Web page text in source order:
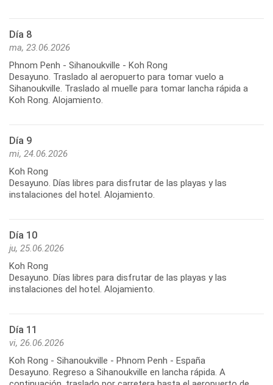
Día 8
ma, 23.06.2026
Phnom Penh - Sihanoukville - Koh Rong
Desayuno. Traslado al aeropuerto para tomar vuelo a
Sihanoukville. Traslado al muelle para tomar lancha rápida a
Koh Rong. Alojamiento.
Día 9
mi, 24.06.2026
Koh Rong
Desayuno. Días libres para disfrutar de las playas y las
instalaciones del hotel. Alojamiento.
Día 10
ju, 25.06.2026
Koh Rong
Desayuno. Días libres para disfrutar de las playas y las
instalaciones del hotel. Alojamiento.
Día 11
vi, 26.06.2026
Koh Rong - Sihanoukville - Phnom Penh - España
Desayuno. Regreso a Sihanoukville en lancha rápida. A